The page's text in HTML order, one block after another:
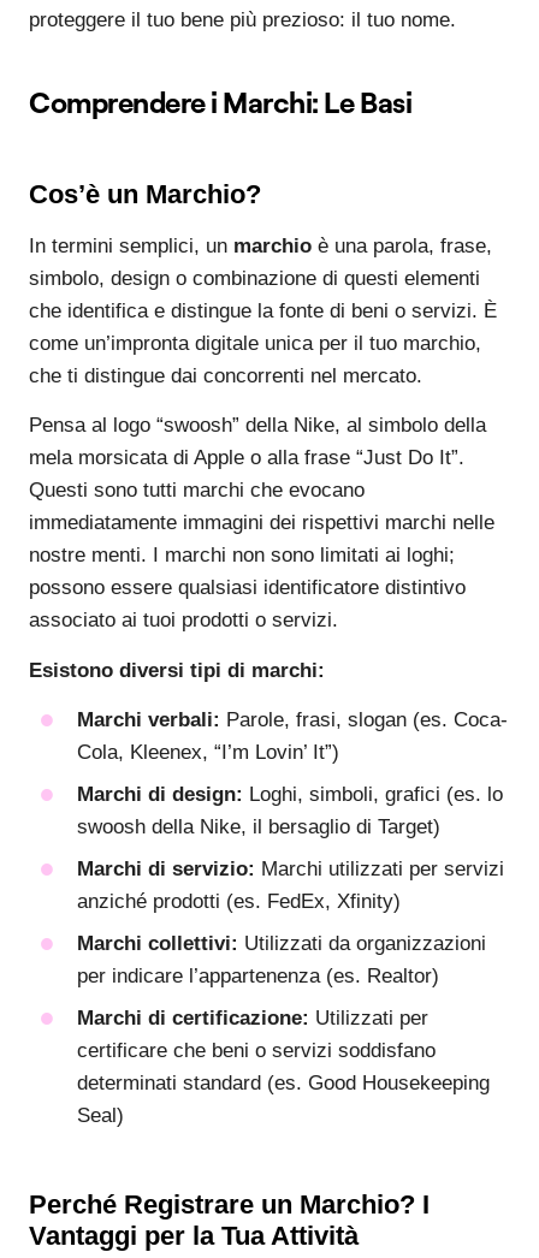
proteggere il tuo bene più prezioso: il tuo nome.
Comprendere i Marchi: Le Basi
Cos’è un Marchio?
In termini semplici, un marchio è una parola, frase,
simbolo, design o combinazione di questi elementi
che identifica e distingue la fonte di beni o servizi. È
come un’impronta digitale unica per il tuo marchio,
che ti distingue dai concorrenti nel mercato.
Pensa al logo “swoosh” della Nike, al simbolo della
mela morsicata di Apple o alla frase “Just Do It”.
Questi sono tutti marchi che evocano
immediatamente immagini dei rispettivi marchi nelle
nostre menti. I marchi non sono limitati ai loghi;
possono essere qualsiasi identificatore distintivo
associato ai tuoi prodotti o servizi.
Esistono diversi tipi di marchi:
Marchi verbali: Parole, frasi, slogan (es. Coca-
Cola, Kleenex, “I’m Lovin’ It”)
Marchi di design: Loghi, simboli, grafici (es. lo
swoosh della Nike, il bersaglio di Target)
Marchi di servizio: Marchi utilizzati per servizi
anziché prodotti (es. FedEx, Xfinity)
Marchi collettivi: Utilizzati da organizzazioni
per indicare l’appartenenza (es. Realtor)
Marchi di certificazione: Utilizzati per
certificare che beni o servizi soddisfano
determinati standard (es. Good Housekeeping
Seal)
Perché Registrare un Marchio? I
Vantaggi per la Tua Attività